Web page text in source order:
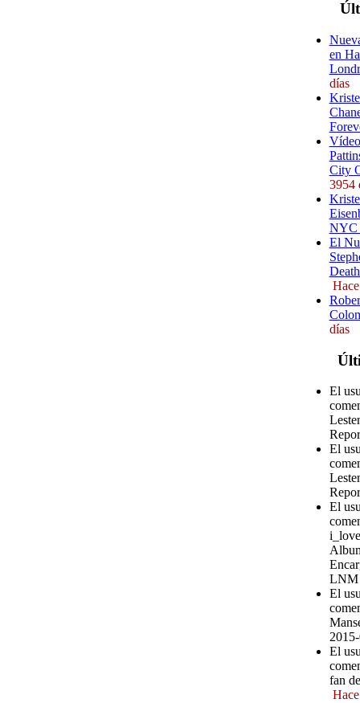
en
días
City
3954
NYC
El
días
El
El
El
LNM
El
El
fan